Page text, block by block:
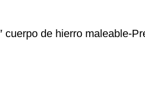
cuerpo de hierro maleable-